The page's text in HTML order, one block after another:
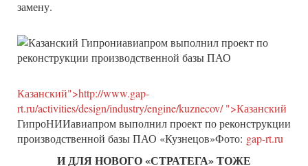
замену.
Казанский">http://www.gap-
rt.ru/activities/design/industry/engine/kuznecov/ ">Казанский
ГипроНИИавиапром выполнил проект по реконструкции
производственной базы ПАО «Кузнецов»Фото: gap-rt.ru
И ДЛЯ НОВОГО «СТРАТЕГА» ТОЖЕ